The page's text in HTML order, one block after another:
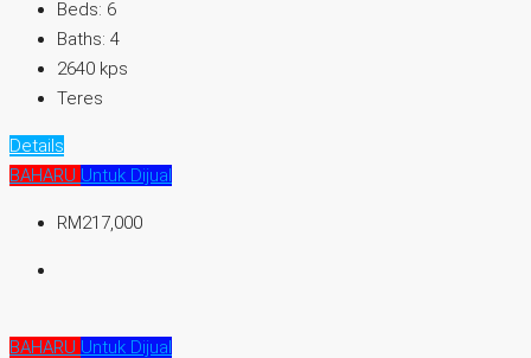
Beds: 6
Baths: 4
2640 kps
Teres
Details
BAHARU Untuk Dijual
RM217,000
BAHARU Untuk Dijual